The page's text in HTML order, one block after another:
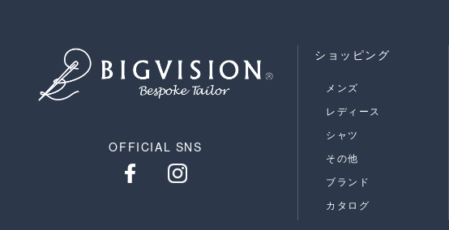
OFFICIAL SNS
ショッピング
メンズ
レディース
シャツ
その他
ブランド
カタログ